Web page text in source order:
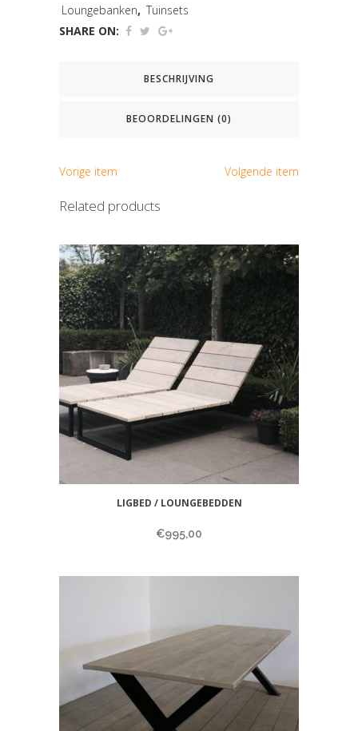
Loungebanken, Tuinsets
SHARE ON:
BESCHRIJVING
BEOORDELINGEN (0)
Vorige item Volgende item
Related products
LIGBED / LOUNGEBEDDEN
€995,00